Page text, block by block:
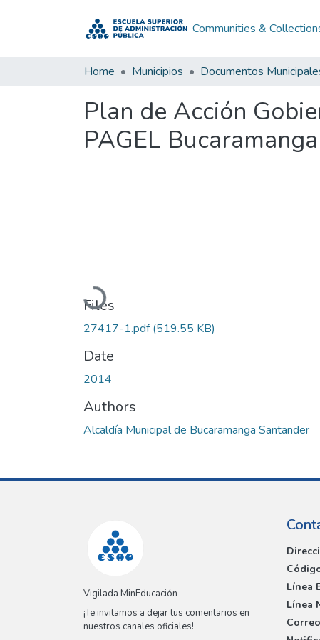
Communities &
Home Municipios Documentos
Plan de Acción
PAGEL
Loading...
Files
27417-1.pdf(519.55 KB)
Date
2014
Authors
Alcaldía Municipal de Bucaramanga Santander
Vigilada MinEducación
¡Te invitamos a dejar tus comentarios en
nuestros canales oficiales!
Línea
Línea